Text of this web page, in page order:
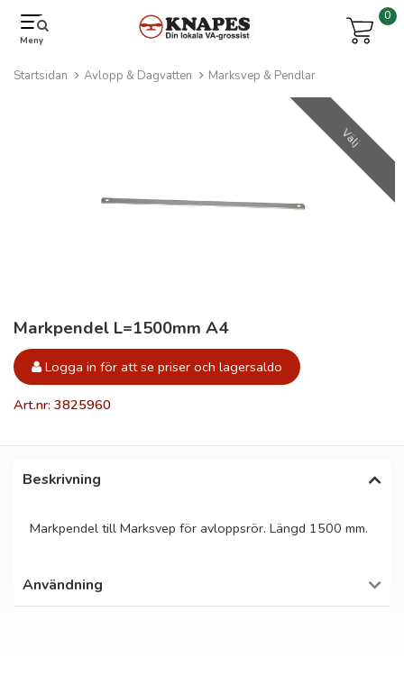
Meny
0
Startsidan Avlopp & Dagvatten Marksvep & Pendlar
Välj
Markpendel L=1500mm A4
Logga in för att se priser och lagersaldo
Art.nr: 3825960
Beskrivning
Markpendel till Marksvep för avloppsrör. Längd 1500 mm.
Användning